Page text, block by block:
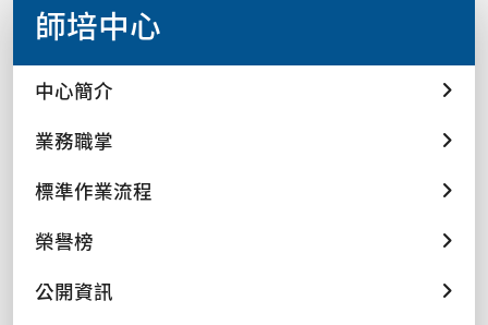
師培中心
中心簡介
業務職掌
標準作業流程
榮譽榜
公開資訊